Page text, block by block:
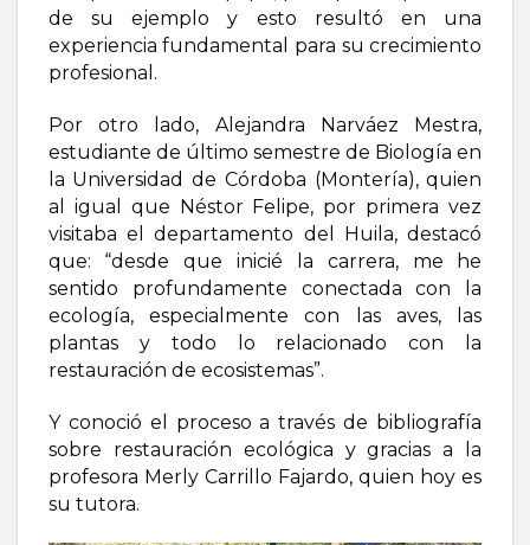
de su ejemplo y esto resultó en una
experiencia fundamental para su crecimiento
profesional.
Por otro lado, Alejandra Narváez Mestra,
estudiante de último semestre de Biología en
la Universidad de Córdoba (Montería), quien
al igual que Néstor Felipe, por primera vez
visitaba el departamento del Huila, destacó
que: “desde que inicié la carrera, me he
sentido profundamente conectada con la
ecología, especialmente con las aves, las
plantas y todo lo relacionado con la
restauración de ecosistemas”.
Y conoció el proceso a través de bibliografía
sobre restauración ecológica y gracias a la
profesora Merly Carrillo Fajardo, quien hoy es
su tutora.